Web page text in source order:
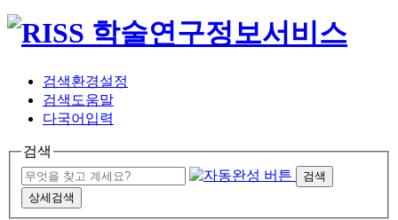
검색환경설정
검색도움말
다국어입력
검색
검색
상세검색